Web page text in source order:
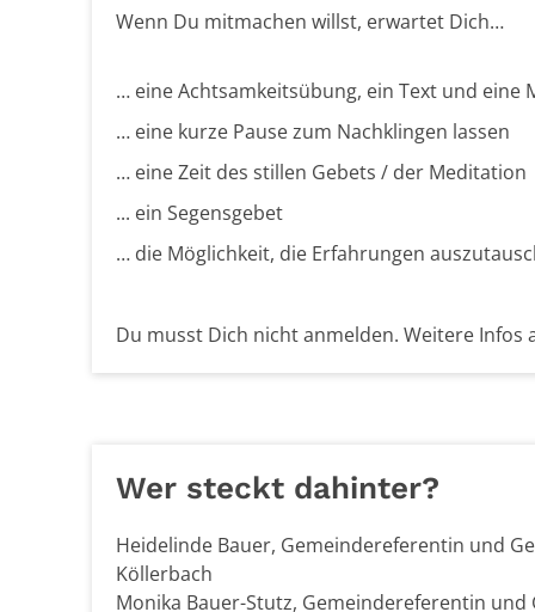
Wenn Du mitmachen willst, erwartet Dich…
… eine Achtsamkeitsübung, ein Text und eine
… eine kurze Pause zum Nachklingen lassen
… eine Zeit des stillen Gebets / der Meditation
... ein Segensgebet
… die Möglichkeit, die Erfahrungen
Du musst Dich nicht anmelden. Weitere Infos
Wer steckt dahinter?
Heidelinde Bauer, Gemeindereferentin und
Köllerbach
Monika Bauer-Stutz, Gemeindereferentin